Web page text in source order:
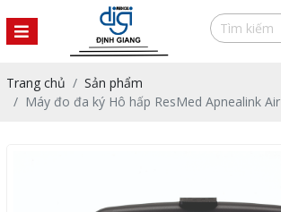
Trang chủ
Sản phẩm
Máy đo đa ký Hô hấp ResMed Apnealink Air